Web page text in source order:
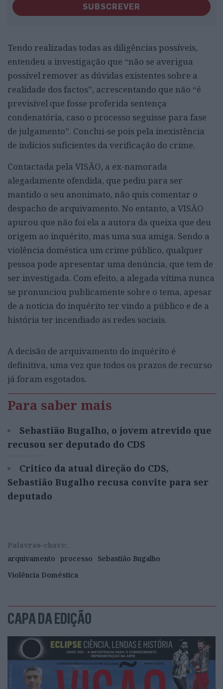
SUBSCREVER
Tendo realizadas todas as diligências possíveis,
entendeu a investigação que “não se averigua
possível remover as dúvidas existentes sobre a
realidade dos factos”, acrescentando que não “é
previsível que fosse proferida sentença
condenatória, caso o processo seguisse para fase
de julgamento”. Conclui-se pois pela inexistência
de indícios suficientes da verificação do crime.
Contactada pela VISÃO, a ex-namorada
alegadamente ofendida, que pediu para ser
mantido o seu anonimato, não quis comentar o
despacho de arquivamento. No entanto, a VISÃO
apurou que não foi ela a autora da queixa que deu
origem ao inquérito, mas uma sua amiga. Sendo a
violência doméstica um crime público, qualquer
pessoa pode apresentar uma denúncia, que tem de
ser investigada. Com efeito, a alegada vítima nunca
se pronunciou publicamente sobre o tema, apesar
de a notícia do inquérito ter vindo a público e de a
história ter incendiado as redes sociais.
A decisão de arquivamento do inquérito é
definitiva, uma vez que todos os prazos de recurso
já foram esgotados.
Para saber mais
Sebastião Bugalho, o jovem atrevido que
recusou ser deputado do CDS
Critico da atual direção do CDS,
Sebastião Bugalho recusa convite para ser
deputado
Palavras-chave:
arquivamento processo
Sebastião Bugalho
Violência Doméstica
CAPA DA EDIÇÃO